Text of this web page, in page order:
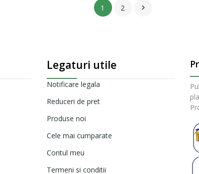
1 2 
Legaturi utile
Notificare legala
Reduceri de pret
Produse noi
Cele mai cumparate
Contul meu
Termeni si conditii